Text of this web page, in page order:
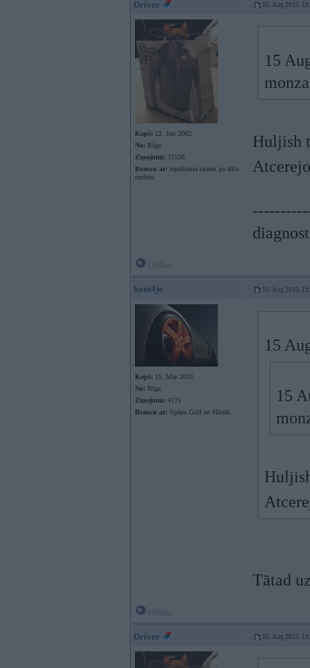
Driver 15. Aug 2015,
Kopš: 22. Jun 2002
No: Rīga
Ziņojumi: 31536
Braucu ar: iepirkuma ratiem pa alko
outletu
15
Huljish
koni4jo 15. Aug 2015,
Kopš: 15. Mar 2013
No: Rīga
Ziņojumi: 4171
Braucu ar: Spāņu Golf un Hūndī...
15
15
Tātad
Driver 15. Aug 2015,